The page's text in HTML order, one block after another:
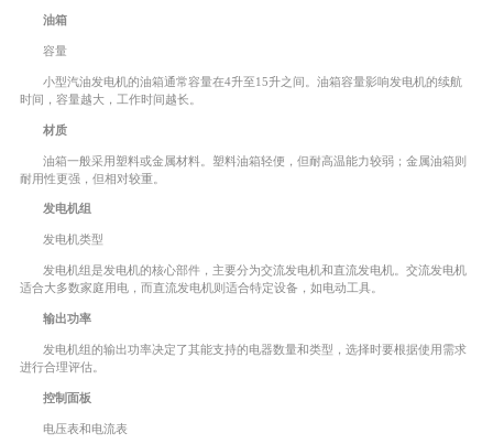
油箱
容量
小型汽油发电机的油箱通常容量在4升至15升之间。油箱容量影响发电机的续航
时间，容量越大，工作时间越长。
材质
油箱一般采用塑料或金属材料。塑料油箱轻便，但耐高温能力较弱；金属油箱则
耐用性更强，但相对较重。
发电机组
发电机类型
发电机组是发电机的核心部件，主要分为交流发电机和直流发电机。交流发电机
适合大多数家庭用电，而直流发电机则适合特定设备，如电动工具。
输出功率
发电机组的输出功率决定了其能支持的电器数量和类型，选择时要根据使用需求
进行合理评估。
控制面板
电压表和电流表